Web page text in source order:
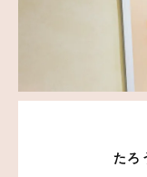
たろ